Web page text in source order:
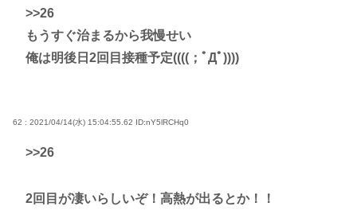
>>26
もうすぐ治まるから我慢せい
俺は明後日2回目接種予定((((；ﾟДﾟ))))
62 : 2021/04/14(水) 15:04:55.62 ID:nY5lRCHq0
>>26
2回目が凄いらしいぞ！高熱が出るとか！！